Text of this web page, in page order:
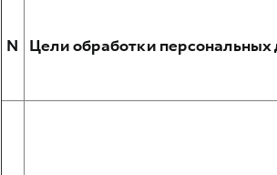
N Цели обработки